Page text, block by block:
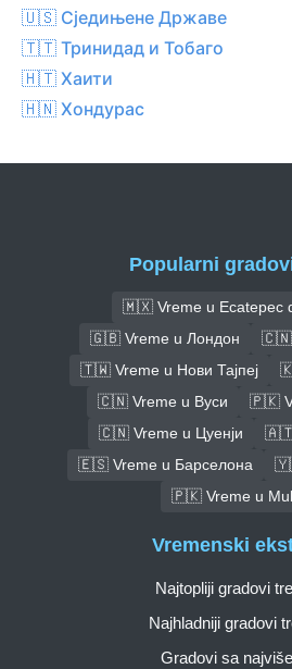
🇺🇸 Сједињене Државе
🇹🇹 Тринидад и Тобаго
🇭🇹 Хаити
🇭🇳 Хондурас
Popularni
🇲🇽 Vreme u Ecatepec
🇬🇧 Vreme u Лондон
🇨🇳
🇹🇼 Vreme u Нови Тајпеј
🇨🇳 Vreme u Вуси
🇵🇰
🇨🇳 Vreme u Цуенји
🇦🇹
🇪🇸 Vreme u Барселона
🇵🇰 Vreme u
Vremenski
Najtopliji gradovi
Najhladniji gradovi
Gradovi sa